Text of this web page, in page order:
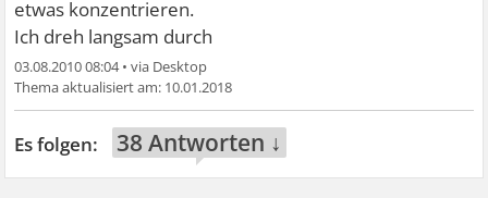
etwas konzentrieren.
Ich dreh langsam durch
03.08.2010 08:04•
10.01.2018
38 Antworten ↓